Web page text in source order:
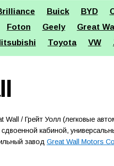
Buick BYD
Foton Geely Great
Toyota VW
/ Грейт Уолл (легковые
сдвоенной кабиной,
завод Great Wall Motors